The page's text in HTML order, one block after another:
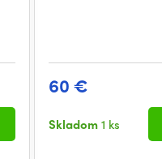
60 €
Skladom1 ks